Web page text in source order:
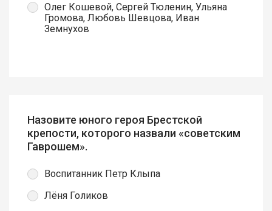
Олег Кошевой, Сергей Тюленин, Ульяна
Громова, Любовь Шевцова, Иван
Земнухов
Назовите юного героя Брестской
крепости, которого назвали «советским
Гаврошем».
Воспитанник Петр Клыпа
Лёня Голиков